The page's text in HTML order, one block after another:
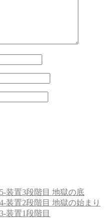
装置3段階目 地獄の底
装置2段階目 地獄の始まり
装置1段階目